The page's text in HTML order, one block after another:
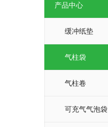
产品中心
缓冲纸垫
气柱袋
气柱卷
可充气气泡袋